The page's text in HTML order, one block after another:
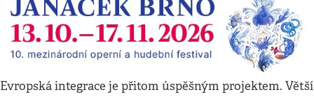
Evropská integrace je přitom úspěšným projektem. Větší